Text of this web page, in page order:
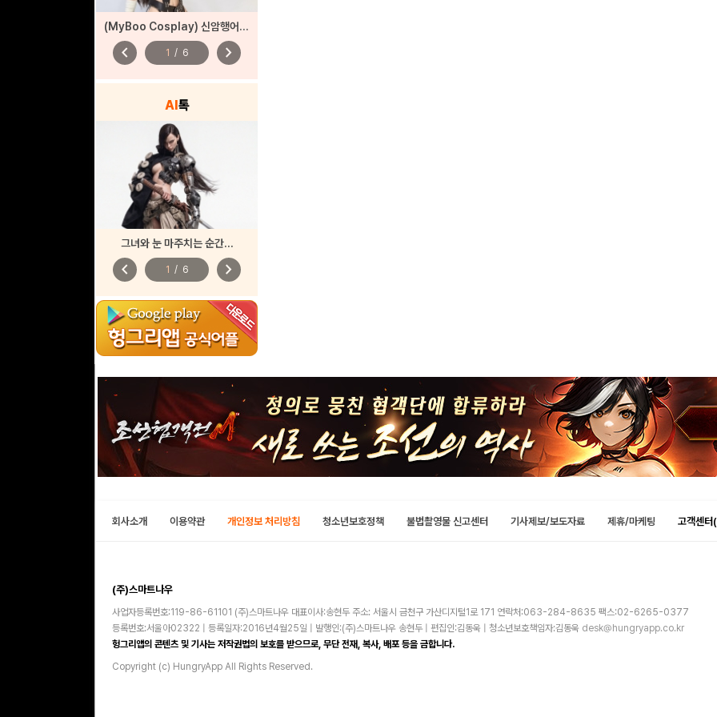
(MyBoo Cosplay) 신암행어사 산도(춘향)
chevron_left 1 / 6 chevron_right
AI톡
그녀와 눈 마주치는 순간...
chevron_left 1 / 6 chevron_right
회사소개 이용약관 개인정보 처리방침 청소년보호정책 불법촬영물 신고센터 기사제보/보도자료 제휴/마케팅 고객센
(주)스마트나우
사업자등록번호:119-86-61101 (주)스마트나우 대표이사:송현두 주소: 서울시 금천구 가산디지털1로 171 연락처:063-284-8635 팩스:02-6265-0377
등록번호:서울아02322 | 등록일자:2016년4월25일 | 발행인:(주)스마트나우 송현두 | 편집인:김동욱 | 청소년보호책임자:김동욱 desk@hungryapp.co.kr
헝그리앱의 콘텐츠 및 기사는 저작권법의 보호를 받으므로, 무단 전재, 복사, 배포 등을 금합니다.
Copyright (c) HungryApp All Rights Reserved.